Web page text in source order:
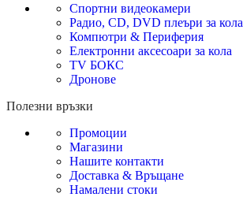
Спортни видеокамери
Радио, CD, DVD плеъри за кола
Компютри & Периферия
Електронни аксесоари за кола
TV БОКС
Дронове
Полезни връзки
Промоции
Магазини
Нашите контакти
Доставка & Връщане
Намалени стоки